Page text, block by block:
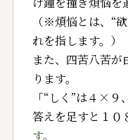
（※煩悩とは、“
れを指します。）
また、四苦八苦が
ります。
「“しく”は４×
答えを足すと１０
す。